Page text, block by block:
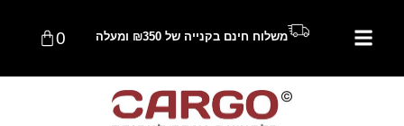
משלוח חינם בקנייה של ₪350 ומעלה 0